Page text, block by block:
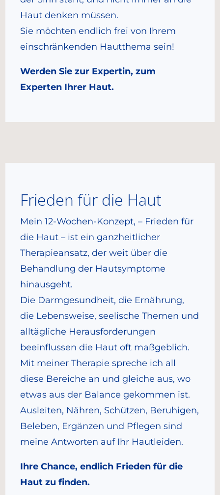
Haut denken müssen.
Sie möchten endlich frei von Ihrem
einschränkenden Hautthema sein!
Werden Sie zur Expertin, zum
Experten Ihrer Haut.
Frieden für die Haut
Mein 12-Wochen-Konzept, – Frieden für
die Haut – ist ein ganzheitlicher
Therapieansatz, der weit über die
Behandlung der Hautsymptome
hinausgeht.
Die Darmgesundheit, die Ernährung,
die Lebensweise, seelische Themen und
alltägliche Herausforderungen
beeinflussen die Haut oft maßgeblich.
Mit meiner Therapie spreche ich all
diese Bereiche an und gleiche aus, wo
etwas aus der Balance gekommen ist.
Ausleiten, Nähren, Schützen, Beruhigen,
Beleben, Ergänzen und Pflegen sind
meine Antworten auf Ihr Hautleiden.
Ihre Chance, endlich Frieden für die
Haut zu finden.